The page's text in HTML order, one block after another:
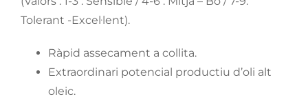
Tolerant -Excel·lent).
Ràpid assecament a collita.
Extraordinari potencial productiu d’oli alt
oleic.